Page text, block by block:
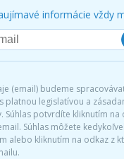
informácie vždy
(email) budeme
platnou legislatívou a
Súhlas potvrdíte kliknutím na
Súhlas môžete
alebo kliknutím na odkaz z